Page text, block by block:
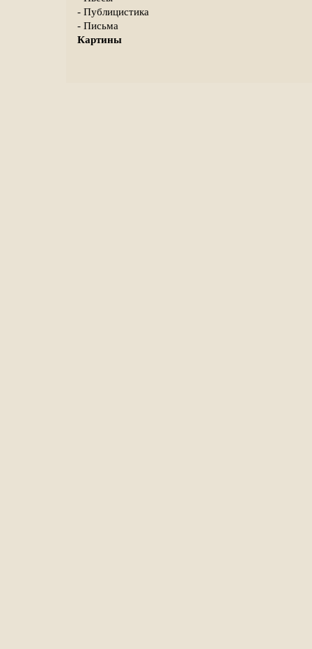
- Публицистика
- Письма
Картины